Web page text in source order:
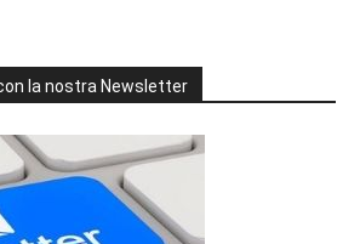
la nostra Newsletter